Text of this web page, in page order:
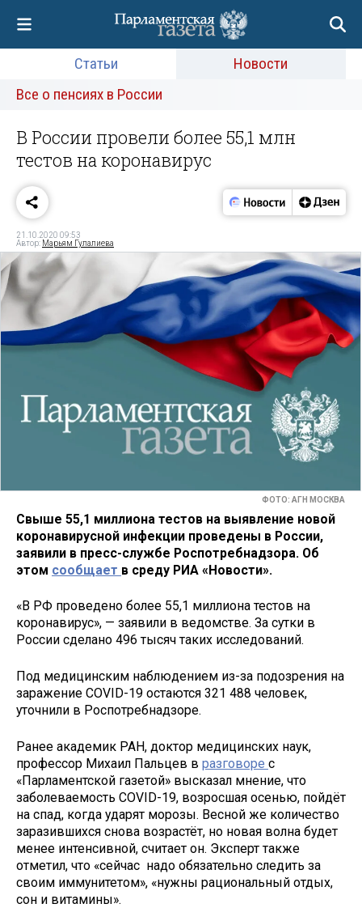
Статьи
Новости
Все о пенсиях в России
В России провели более 55,1 млн
тестов на коронавирус
21.10.2020 09:53
Автор: Марьям Гулалиева
ФОТО: АГН МОСКВА
Свыше 55,1 миллиона тестов на выявление новой
коронавирусной инфекции проведены в России,
заявили в пресс-службе Роспотребнадзора. Об
этом сообщает в среду РИА «Новости».
«В РФ проведено более 55,1 миллиона тестов на
коронавирус», — заявили в ведомстве. За сутки в
России сделано 496 тысяч таких исследований.
Под медицинским наблюдением из-за подозрения на
заражение COVID-19 остаются 321 488 человек,
уточнили в Роспотребнадзоре.
Ранее академик РАН, доктор медицинских наук,
профессор Михаил Пальцев в разговоре с
«Парламентской газетой» высказал мнение, что
заболеваемость COVID-19, возросшая осенью, пойдёт
на спад, когда ударят морозы. Весной же количество
заразившихся снова возрастёт, но новая волна будет
менее интенсивной, считает он. Эксперт также
отметил, что «сейчас надо обязательно следить за
своим иммунитетом», «нужны рациональный отдых,
сон и витамины».